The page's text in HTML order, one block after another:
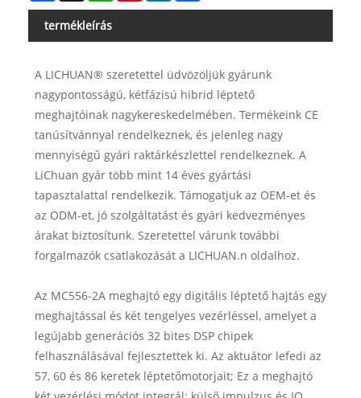
termékleírás
A LICHUAN® szeretettel üdvözöljük gyárunk
nagypontosságú, kétfázisú hibrid léptető
meghajtóinak nagykereskedelmében. Termékeink CE
tanúsítvánnyal rendelkeznek, és jelenleg nagy
mennyiségű gyári raktárkészlettel rendelkeznek. A
LiChuan gyár több mint 14 éves gyártási
tapasztalattal rendelkezik. Támogatjuk az OEM-et és
az ODM-et, jó szolgáltatást és gyári kedvezményes
árakat biztosítunk. Szeretettel várunk további
forgalmazók csatlakozását a LICHUAN.n oldalhoz.
Az MC556-2A meghajtó egy digitális léptető hajtás egy
meghajtással és két tengelyes vezérléssel, amelyet a
legújabb generációs 32 bites DSP chipek
felhasználásával fejlesztettek ki. Az aktuátor lefedi az
57, 60 és 86 keretek léptetőmotorjait; Ez a meghajtó